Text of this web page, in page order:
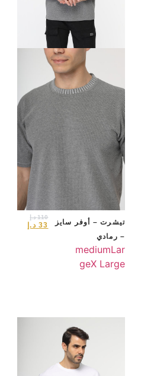
تيشرت – أوفر سايز
– رمادي
110 د.إ
33 د.إ
mediumLar
geX Large